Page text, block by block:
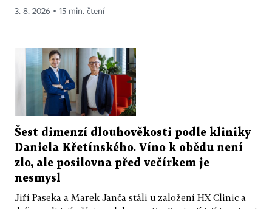
3. 8. 2026 ▪ 15 min. čtení
Šest dimenzí dlouhověkosti podle kliniky
Daniela Křetínského. Víno k obědu není
zlo, ale posilovna před večírkem je
nesmysl
Jiří Paseka a Marek Janča stáli u založení HX Clinic a